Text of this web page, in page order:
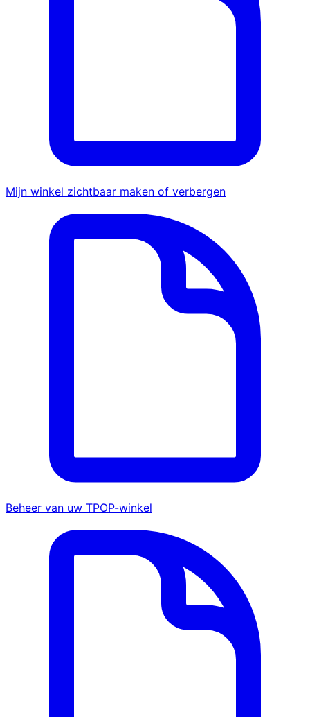
Mijn winkel zichtbaar maken of verbergen
Beheer van uw TPOP-winkel